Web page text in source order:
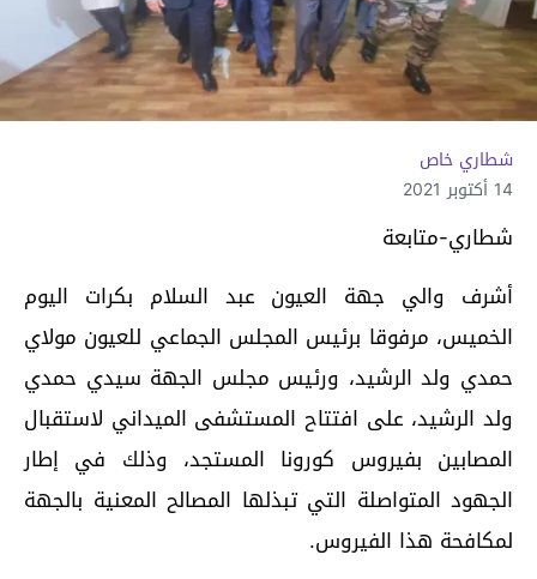
شطاري خاص
14 أكتوبر 2021
شطاري-متابعة
أشرف والي جهة العيون عبد السلام بكرات اليوم
الخميس، مرفوقا برئيس المجلس الجماعي للعيون مولاي
حمدي ولد الرشيد، ورئيس مجلس الجهة سيدي حمدي
ولد الرشيد، على افتتاح المستشفى الميداني لاستقبال
المصابين بفيروس كورونا المستجد، وذلك في إطار
الجهود المتواصلة التي تبذلها المصالح المعنية بالجهة
لمكافحة هذا الفيروس.